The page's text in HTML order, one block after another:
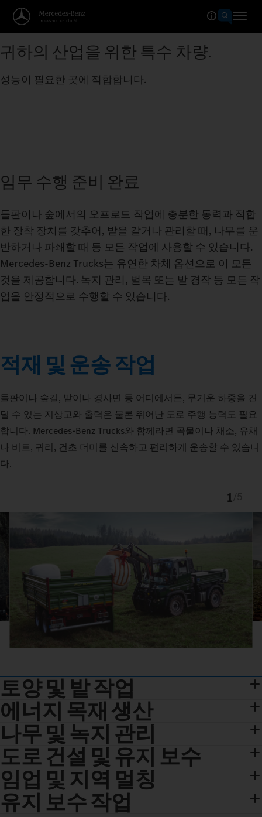
귀하의 산업을 위한 특수 차량.
성능이 필요한 곳에 적합합니다.
임무 수행 준비 완료
들판이나 숲에서의 오프로드 작업에 충분한 동력과 적합
한 장착 장치를 갖추어, 밭을 갈거나 관리할 때, 나무를 운
반하거나 파쇄할 때 등 모든 작업에 사용할 수 있습니다.
Mercedes‑Benz Trucks는 유연한 차체 옵션으로 이 모든
것을 제공합니다. 녹지 관리, 벌목 또는 밭 경작 등 모든 작
업을 안정적으로 수행할 수 있습니다.
적재 및 운송 작업
들판이나 숲길, 밭이나 경사면 등 어디에서든, 무거운 하중을 견
딜 수 있는 지상고와 출력은 물론 뛰어난 도로 주행 능력도 필요
합니다. Mercedes‑Benz Trucks와 함께라면 곡물이나 채소, 유채
나 비트, 귀리, 건초 더미를 신속하고 편리하게 운송할 수 있습니
다.
1
토양 및 밭 작업
에너지 목재 생산
나무 및 녹지 관리
도로 건설 및 유지 보수
임업 및 지역 멀칭
유지 보수 작업